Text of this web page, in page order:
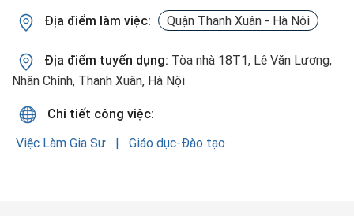
Địa điểm làm việc: Quận Thanh Xuân - Hà Nội
Địa điểm tuyển dụng: Tòa nhà 18T1, Lê Văn Lương,
Nhân Chính, Thanh Xuân, Hà Nội
Chi tiết công việc:
Việc Làm Gia Sư
Giáo dục-Đào tạo